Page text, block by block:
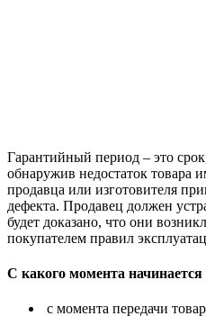
Гарантийный период – это
обнаружив недостаток товара
продавца или изготовителя
дефекта. Продавец должен
будет доказано, что они
покупателем правил
С какого момента начинается
с момента передачи